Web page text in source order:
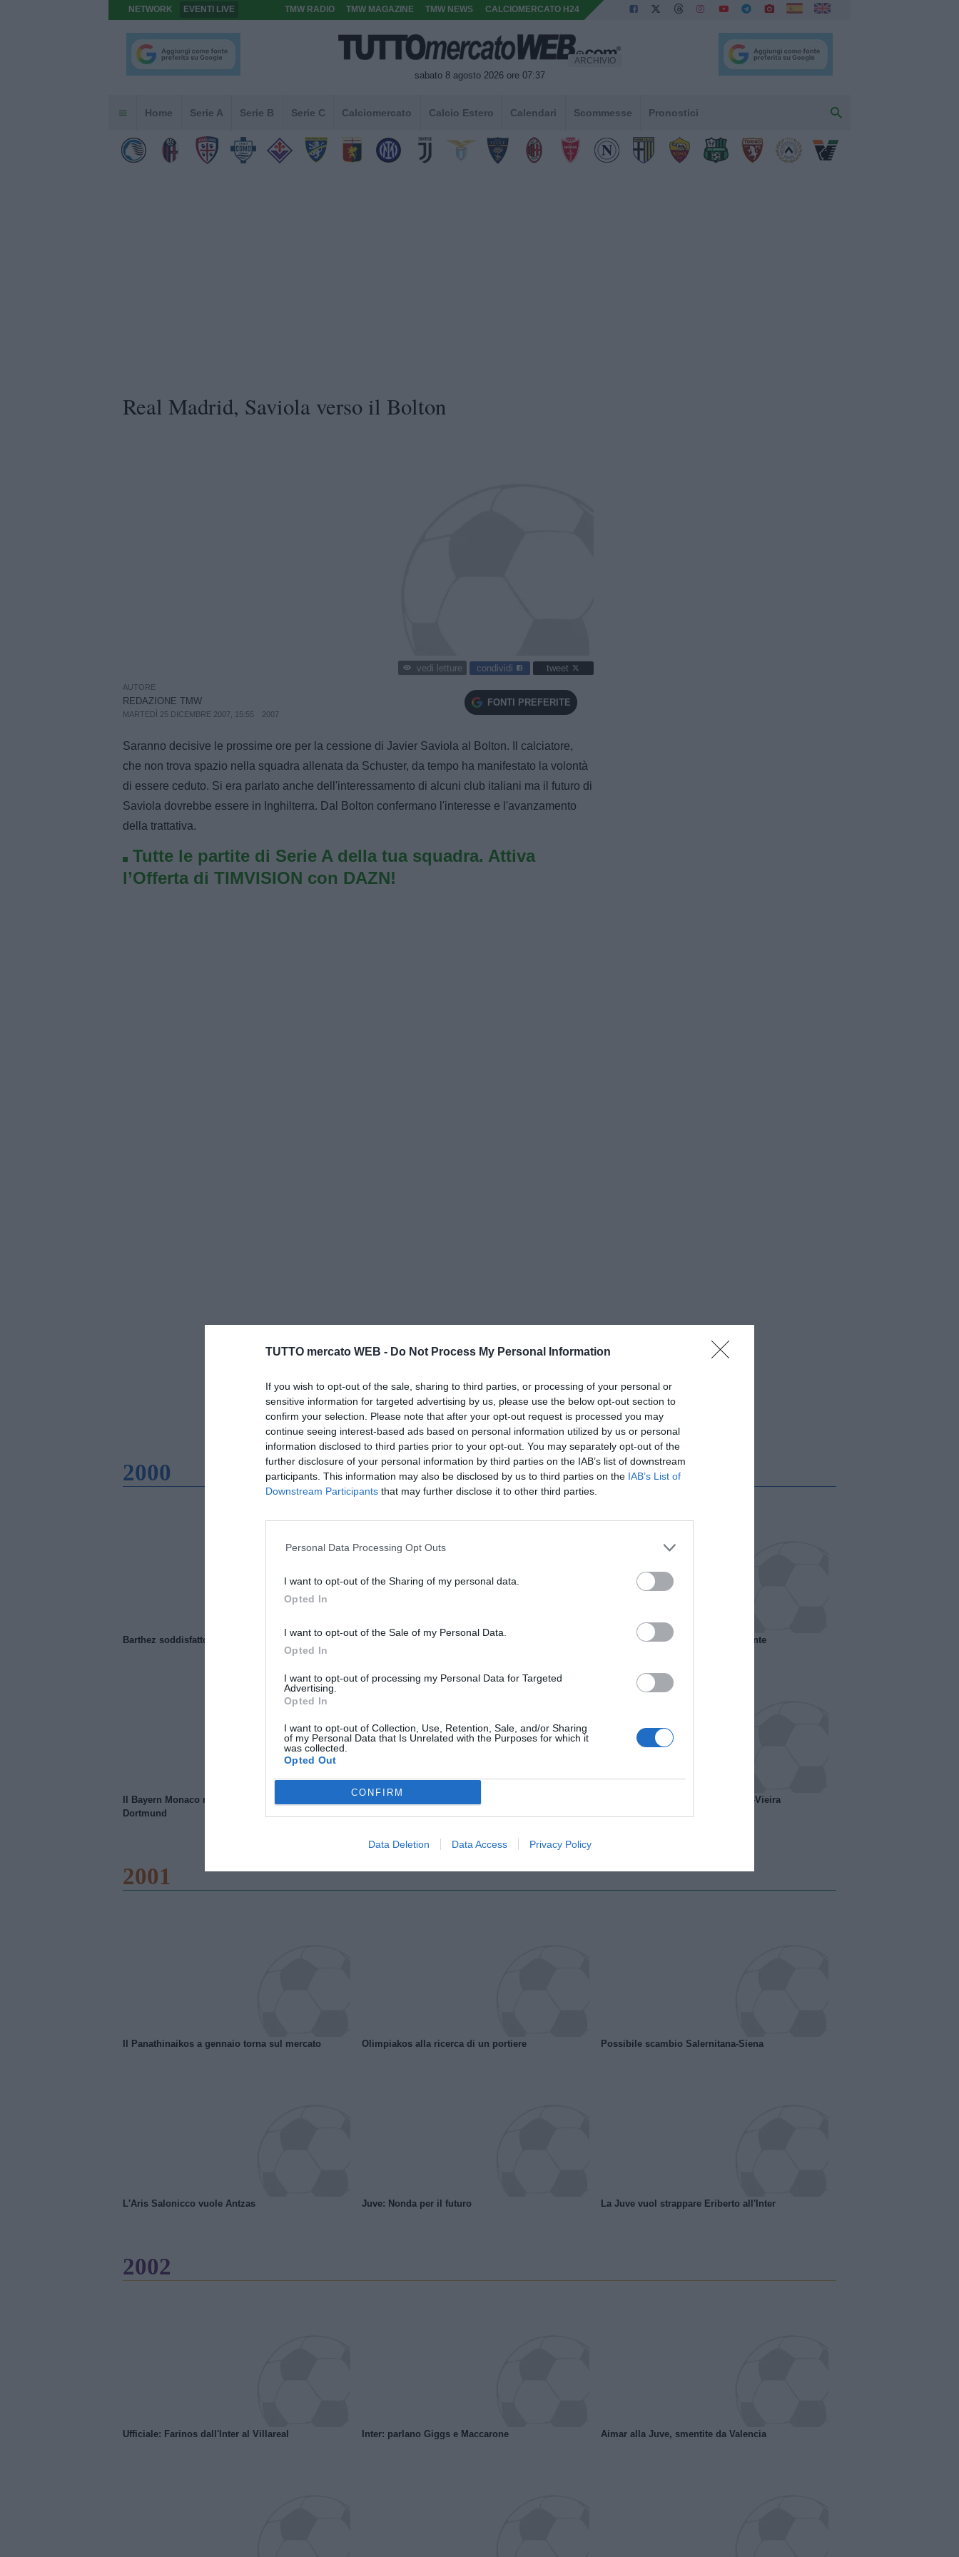
TUTTO mercato WEB - Do Not Process My Personal Information
If you wish to opt-out of the sale, sharing to third parties, or processing of your personal or
sensitive information for targeted advertising by us, please use the below opt-out section to
confirm your selection. Please note that after your opt-out request is processed you may
continue seeing interest-based ads based on personal information utilized by us or personal
information disclosed to third parties prior to your opt-out. You may separately opt-out of the
further disclosure of your personal information by third parties on the IAB’s list of downstream
participants. This information may also be disclosed by us to third parties on the IAB’s List of
Downstream Participants that may further disclose it to other third parties.
Personal Data Processing Opt Outs
I want to opt-out of the Sharing of my personal data.
Opted In
I want to opt-out of the Sale of my Personal Data.
Opted In
I want to opt-out of processing my Personal Data for Targeted
Advertising.
Opted In
I want to opt-out of Collection, Use, Retention, Sale, and/or Sharing
of my Personal Data that Is Unrelated with the Purposes for which it
was collected.
Opted Out
CONFIRM
Data Deletion Data Access Privacy Policy
NETWORK EVENTI LIVE TMW RADIO TMW MAGAZINE TMW NEWS CALCIOMERCATO H24
sabato 8 agosto 2026 ore 07:37
ARCHIVIO
Home Serie A Serie B Serie C Calciomercato Calcio Estero Calendari Scommesse Pronostici
Real Madrid, Saviola verso il Bolton
vedi letture condividi tweet
AUTORE
REDAZIONE TMW
MARTEDÌ 25 DICEMBRE 2007, 15:55 2007
FONTI PREFERITE
Saranno decisive le prossime ore per la cessione di Javier Saviola al Bolton. Il calciatore,
che non trova spazio nella squadra allenata da Schuster, da tempo ha manifestato la volontà
di essere ceduto. Si era parlato anche dell'interessamento di alcuni club italiani ma il futuro di
Saviola dovrebbe essere in Inghilterra. Dal Bolton confermano l'interesse e l'avanzamento
della trattativa.
Tutte le partite di Serie A della tua squadra. Attiva
l’Offerta di TIMVISION con DAZN!
2000
Barthez soddisfatto del Manchester United Il Rayo Vallecano spinge per Zamorano Francia, il Marsiglia senza presidente
Il Bayern Monaco ridimensiona il Borussia
Dortmund
A gennaio ipotesi scambio Davids-Vieira
2001
Il Panathinaikos a gennaio torna sul mercato Olimpiakos alla ricerca di un portiere Possibile scambio Salernitana-Siena
L'Aris Salonicco vuole Antzas Juve: Nonda per il futuro La Juve vuol strappare Eriberto all'Inter
2002
Ufficiale: Farinos dall'Inter al Villareal Inter: parlano Giggs e Maccarone Aimar alla Juve, smentite da Valencia